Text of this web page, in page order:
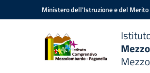
Vai ai contenuti
Vai al menu di navigazioneMinistero dell'Istruzione e del Merito